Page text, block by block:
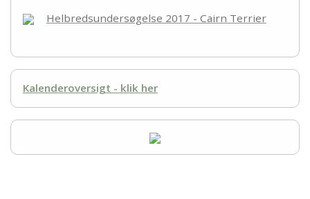
Helbredsundersøgelse 2017 - Cairn Terrier
Kalenderoversigt - klik her